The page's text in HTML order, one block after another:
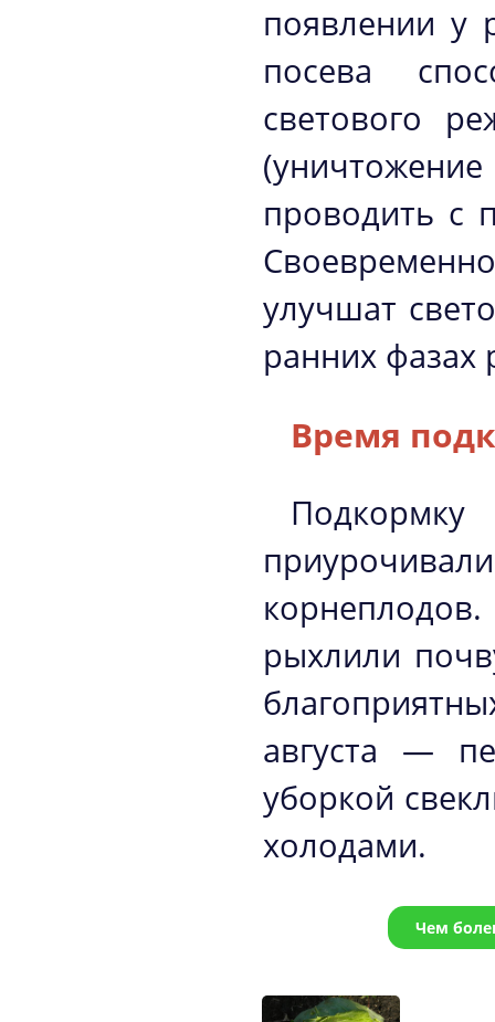
появлении у
посева
светового
проводить с
улучшат
ранних фазах
Время
рыхлили
августа —
уборкой
холодами.
Чем